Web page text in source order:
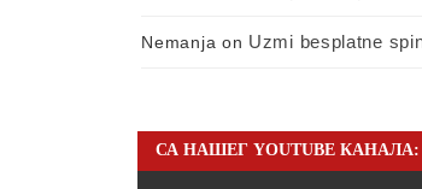
Nemanja on Uzmi besplatne
СА НАШЕГ YOUTUBE КАНАЛА: